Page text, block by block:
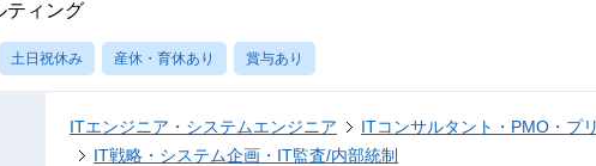
ティング
土日祝休み 産休・育休あり 賞与あり
ITエンジニア・システムエンジニア
ITコンサルタント・PMO・プ
IT戦略・システム企画・IT監査/内部統制